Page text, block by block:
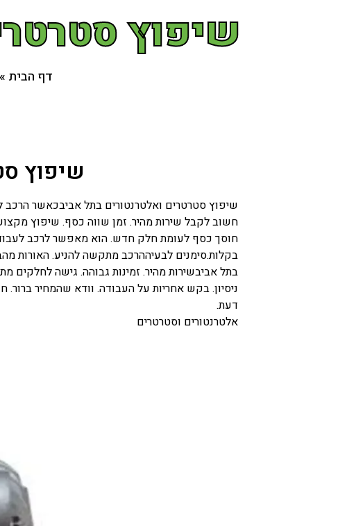
שיפוץ
דף הבית »
שיפוץ
שיפוץ סטרטרים ואלטרנטורים בתל אביבכאשר הרכב
חשוב לקבל שירות מהיר. זמן שווה כסף. שיפוץ
חוסך כסף לעומת חלק חדש. הוא מאפשר לרכב לעבוד
בקלות.סימנים לבעיההרכב מתקשה להניע. האורות
בתל אביבשירות מהיר. זמינות גבוהה. גישה לחלקים
ניסיון. בקש אחריות על העבודה. וודא שהמחיר
דעת.
אלטרנטורים וסטרטרים